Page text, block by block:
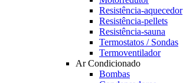
Resistência-aquecedor
Resistência-pellets
Resistência-sauna
Termostatos / Sondas
Termoventilador
Ar Condicionado
Bombas